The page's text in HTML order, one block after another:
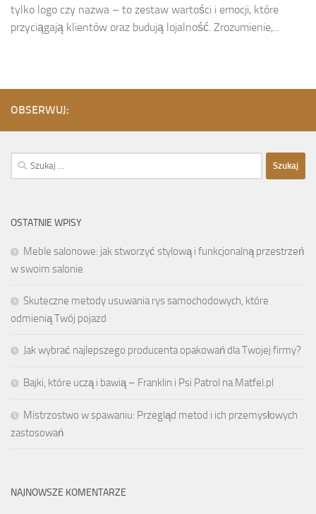
tylko logo czy nazwa – to zestaw wartości i emocji, które
przyciągają klientów oraz budują lojalność. Zrozumienie,...
OBSERWUJ:
Szukaj:
OSTATNIE WPISY
Meble salonowe: jak stworzyć stylową i funkcjonalną przestrzeń
w swoim salonie
Skuteczne metody usuwania rys samochodowych, które
odmienią Twój pojazd
Jak wybrać najlepszego producenta opakowań dla Twojej firmy?
Bajki, które uczą i bawią – Franklin i Psi Patrol na Matfel.pl
Mistrzostwo w spawaniu: Przegląd metod i ich przemysłowych
zastosowań
NAJNOWSZE KOMENTARZE